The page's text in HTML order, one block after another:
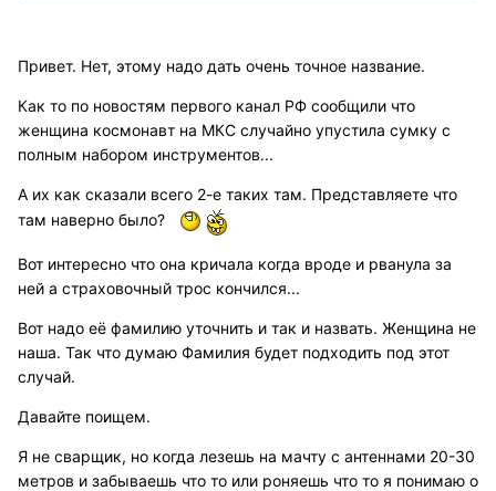
Привет. Нет, этому надо дать очень точное название.
Как то по новостям первого канал РФ сообщили что
женщина космонавт на МКС случайно упустила сумку с
полным набором инструментов...
А их как сказали всего 2-е таких там. Представляете что
там наверно было?
Вот интересно что она кричала когда вроде и рванула за
ней а страховочный трос кончился...
Вот надо её фамилию уточнить и так и назвать. Женщина не
наша. Так что думаю Фамилия будет подходить под этот
случай.
Давайте поищем.
Я не сварщик, но когда лезешь на мачту с антеннами 20-30
метров и забываешь что то или роняешь что то я понимаю о